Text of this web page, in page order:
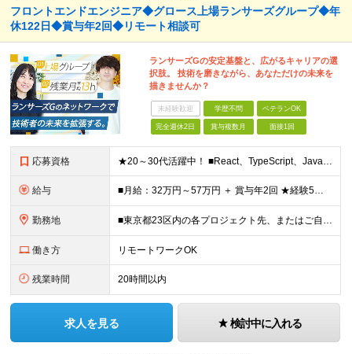
フロントエンドエンジニア◆グロース上場ランサーズグループ◆年
休122日◆賞与年2回◆リモート相談可
ランサーズGの安定基盤と、広がるキャリアの選
択肢。 技術を磨きながら、あなただけの未来を
描きませんか？
未経験歓迎 学歴不問 ベテランOK
完全週休2日 賞与複数月 面接1回
応募資格 ★20～30代活躍中！ ■React、TypeScript、JavaScriptのいずれかを用いた開発経験をお持ちの方（2年以上） ■Git/GitHub等を用いたチーム開発経験 ■学歴不問 ★何ら
給与 ■月給：32万円～57万円 ＋ 賞与年2回 ★経験5年以上・リーダーレベルの方であれば、 月給50万円以上でのスタートも想定しています！ ※予定年収：450万円～800万円 ※経験・スキルを最大
勤務地 ■東京都23区内の各プロジェクト先、またはご自宅でのハイブリッド勤務 【本社】 東京都港区西新橋1-18-6 クロスオフィス内幸町 13階 基本的に顧客常駐先での勤務となります。 ■一部完全在宅
働き方 リモートワークOK
残業時間 20時間以内
求人を見る 検討中に入れる